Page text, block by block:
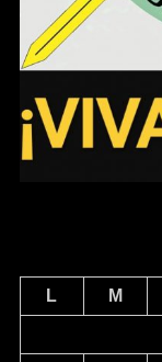
L
M